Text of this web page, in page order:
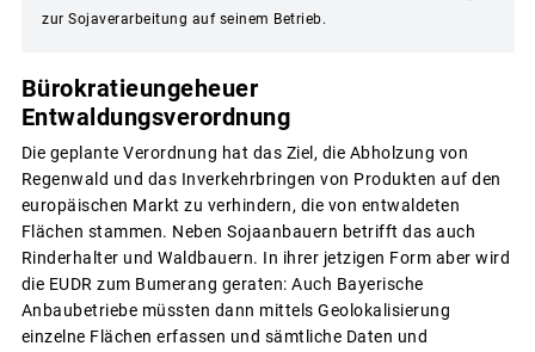
zur Sojaverarbeitung auf seinem Betrieb.
Bürokratieungeheuer
Entwaldungsverordnung
Die geplante Verordnung hat das Ziel, die Abholzung von
Regenwald und das Inverkehrbringen von Produkten auf den
europäischen Markt zu verhindern, die von entwaldeten
Flächen stammen. Neben Sojaanbauern betrifft das auch
Rinderhalter und Waldbauern. In ihrer jetzigen Form aber wird
die EUDR zum Bumerang geraten: Auch Bayerische
Anbaubetriebe müssten dann mittels Geolokalisierung
einzelne Flächen erfassen und sämtliche Daten und